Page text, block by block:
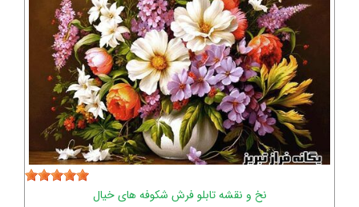
نخ و نقشه تابلو فرش شکوفه های خیال